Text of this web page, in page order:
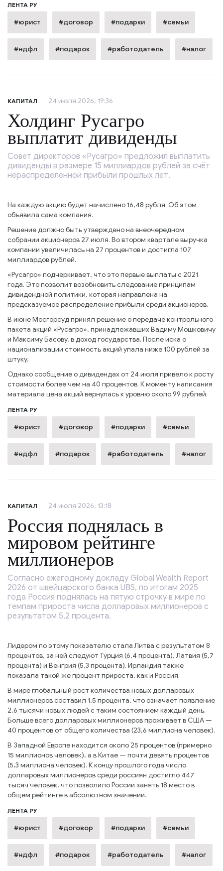
ЛЕНТА РУ
#юрист #договор #подарки #семьи
#ндфл #подарок #работодатель #налог
КАПИТАЛ 24 июля 2026, 19:36
Холдинг Русагро
выплатит дивиденды
Совет директоров «Русагро» предложил выплатить
дивиденды в размере 15 миллиардов рублей за счёт
нераспределённой прибыли прошлых лет.
На каждую акцию будет начислено 16,48 рубля. Об этом
объявила сама компания.
Решение должно быть утверждено на внеочередном
собрании акционеров 27 июля. Во втором квартале выручка
компании увеличилась на 27 процентов и достигла 107
миллиардов рублей.
«Русагро» подчёркивает, что это первые выплаты с 2021
года. Это позволит возобновить следование принципам
дивидендной политики, которая направлена на
предсказуемое распределение прибыли среди акционеров.
В июне Мосгорсуд принял решение о передаче контрольного
пакета акций «Русагро», принадлежавших Вадиму Мошковичу
и Максиму Басову, в доход государства. После иска о
национализации стоимость акций упала ниже 100 рублей за
штуку.
Однако сообщение о дивидендах от 24 июля привело к росту
стоимости более чем на 40 процентов. К моменту написания
материала цена акций вернулась к уровню около 99 рублей.
ЛЕНТА РУ
#юрист #договор #подарки #семьи
#ндфл #подарок #работодатель #налог
КАПИТАЛ 24 июля 2026, 13:18
Россия поднялась в
мировом рейтинге
миллионеров
Согласно ежегодному докладу Global Wealth Report
2026 от швейцарского банка UBS, по итогам 2025
года Россия поднялась на пятую строчку в мире по
темпам прироста числа долларовых миллионеров с
результатом 5,2 процента.
Лидером по этому показателю стала Литва с результатом 8
процентов, за ней следуют Турция (6,4 процента), Латвия (5,7
процента) и Венгрия (5,3 процента). Ирландия также
показала такой же процент прироста, как и Россия.
В мире глобальный рост количества новых долларовых
миллионеров составил 1,5 процента, что означает появление
2,6 тысячи новых людей с таким состоянием каждый день.
Больше всего долларовых миллионеров проживает в США —
40 процентов от общего количества (23,6 миллиона человек).
В Западной Европе находится около 25 процентов (примерно
15 миллионов человек), а в Китае — почти девять процентов
(5,3 миллиона человек). К концу прошлого года число
долларовых миллионеров среди россиян достигло 447
тысяч человек, что позволило России занять 18 место в
общем рейтинге в абсолютном значении.
ЛЕНТА РУ
#юрист #договор #подарки #семьи
#ндфл #подарок #работодатель #налог